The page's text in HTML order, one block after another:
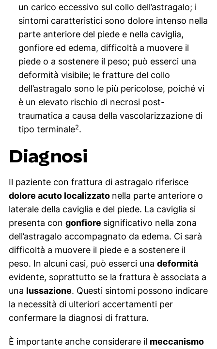
un carico eccessivo sul collo dell’astragalo; i
sintomi caratteristici sono dolore intenso nella
parte anteriore del piede e nella caviglia,
gonfiore ed edema, difficoltà a muovere il
piede o a sostenere il peso; può esserci una
deformità visibile; le fratture del collo
dell’astragalo sono le più pericolose, poiché vi
è un elevato rischio di necrosi post-
traumatica a causa della vascolarizzazione di
tipo terminale2.
Diagnosi
Il paziente con frattura di astragalo riferisce
dolore acuto localizzato nella parte anteriore o
laterale della caviglia e del piede. La caviglia si
presenta con gonfiore significativo nella zona
dell’astragalo accompagnato da edema. Ci sarà
difficoltà a muovere il piede e a sostenere il
peso. In alcuni casi, può esserci una deformità
evidente, soprattutto se la frattura è associata a
una lussazione. Questi sintomi possono indicare
la necessità di ulteriori accertamenti per
confermare la diagnosi di frattura.
È importante anche considerare il meccanismo